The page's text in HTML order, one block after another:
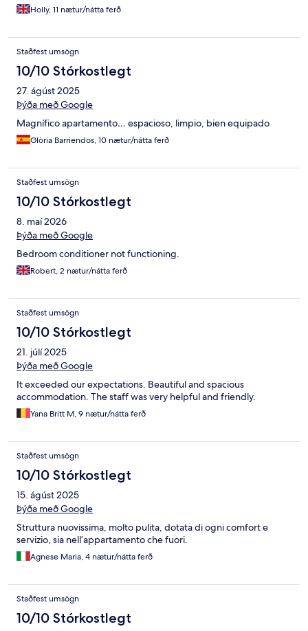
Holly, 11 nætur/nátta ferð
Staðfest umsögn
10/10 Stórkostlegt
27. ágúst 2025
Þýða með Google
Magnífico apartamento… espacioso, limpio, bien equipado
Glòria Barriendos, 10 nætur/nátta ferð
Staðfest umsögn
10/10 Stórkostlegt
8. maí 2026
Þýða með Google
Bedroom conditioner not functioning.
Robert, 2 nætur/nátta ferð
Staðfest umsögn
10/10 Stórkostlegt
21. júlí 2025
Þýða með Google
It exceeded our expectations. Beautiful and spacious
accommodation. The staff was very helpful and friendly.
Yana Britt M, 9 nætur/nátta ferð
Staðfest umsögn
10/10 Stórkostlegt
15. ágúst 2025
Þýða með Google
Struttura nuovissima, molto pulita, dotata di ogni comfort e
servizio, sia nell’appartamento che fuori.
Agnese Maria, 4 nætur/nátta ferð
Staðfest umsögn
10/10 Stórkostlegt